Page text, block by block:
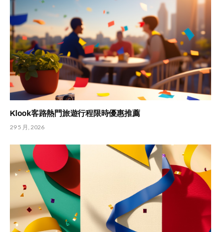
Klook客路熱門旅遊行程限時優惠推薦
29 5 月, 2026